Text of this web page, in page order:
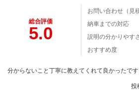
総合評価
5.0
お問い合わせ（見
納車までの対応
説明の分かりやす
おすすめ度
分からないこと丁寧に教えてくれて良かったです
投